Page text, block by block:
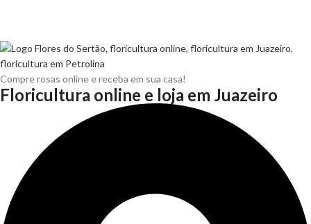
Compre rosas online e receba em sua casa!
Floricultura online e loja em Juazeiro